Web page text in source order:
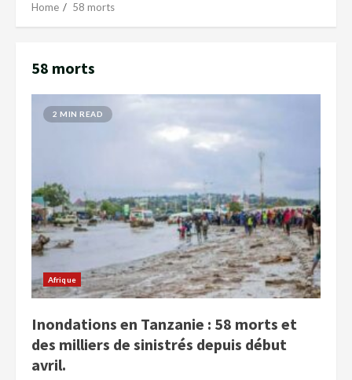
Home 58 morts
58 morts
2 MIN READ
Afrique
Inondations en Tanzanie : 58 morts et
des milliers de sinistrés depuis début
avril.